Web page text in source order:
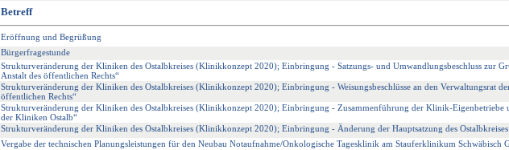
Betreff
Eröffnung und Begrüßung
Bürgerfragestunde
Strukturveränderung der Kliniken des Ostalbkreises (Klinikkonzept 2020); Einbringung - Satzungs- und Umwandlungsbeschluss zur
Anstalt des öffentlichen Rechts“
Strukturveränderung der Kliniken des Ostalbkreises (Klinikkonzept 2020); Einbringung - Weisungsbeschlüsse an den Verwaltungsrat
öffentlichen Rechts“
Strukturveränderung der Kliniken des Ostalbkreises (Klinikkonzept 2020); Einbringung - Zusammenführung der Klinik-Eigenbetriebe
der Kliniken Ostalb“
Strukturveränderung der Kliniken des Ostalbkreises (Klinikkonzept 2020); Einbringung - Änderung der Hauptsatzung des Ostalbkreises
Vergabe der technischen Planungsleistungen für den Neubau Notaufnahme/Onkologische Tagesklinik am Stauferklinikum Schwäbisch